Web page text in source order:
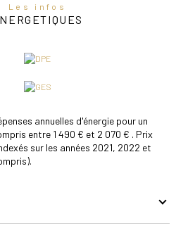
Les infos
annuelles d'énergie pour un
entre 1 490 € et 2 070 € . Prix
sur les années 2021, 2022 et